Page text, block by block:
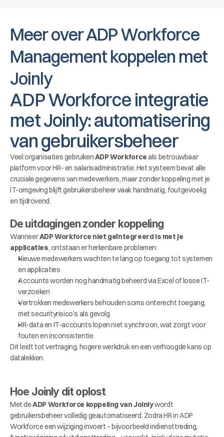
Meer over ADP Workforce
Management koppelen met
Joinly
ADP Workforce integratie
met Joinly: automatisering
van gebruikersbeheer
Veel organisaties gebruiken ADP Workforce als betrouwbaar
platform voor HR- en salarisadministratie. Het systeem bevat alle
cruciale gegevens van medewerkers, maar zonder koppeling met je
IT-omgeving blijft gebruikersbeheer vaak handmatig, foutgevoelig
en tijdrovend.
De uitdagingen zonder koppeling
Wanneer ADP Workforce niet geïntegreerd is met je
applicaties, ontstaan er herkenbare problemen:
Nieuwe medewerkers wachten te lang op toegang tot systemen
en applicaties
Accounts worden nog handmatig beheerd via Excel of losse IT-
verzoeken
Vertrokken medewerkers behouden soms onterecht toegang,
met securityrisico’s als gevolg
HR-data en IT-accounts lopen niet synchroon, wat zorgt voor
fouten en inconsistentie
Dit leidt tot vertraging, hogere werkdruk en een verhoogde kans op
datalekken.
Hoe Joinly dit oplost
Met de ADP Workforce koppeling van Joinly wordt
gebruikersbeheer volledig geautomatiseerd. Zodra HR in ADP
Workforce een wijziging invoert – bijvoorbeeld indiensttreding,